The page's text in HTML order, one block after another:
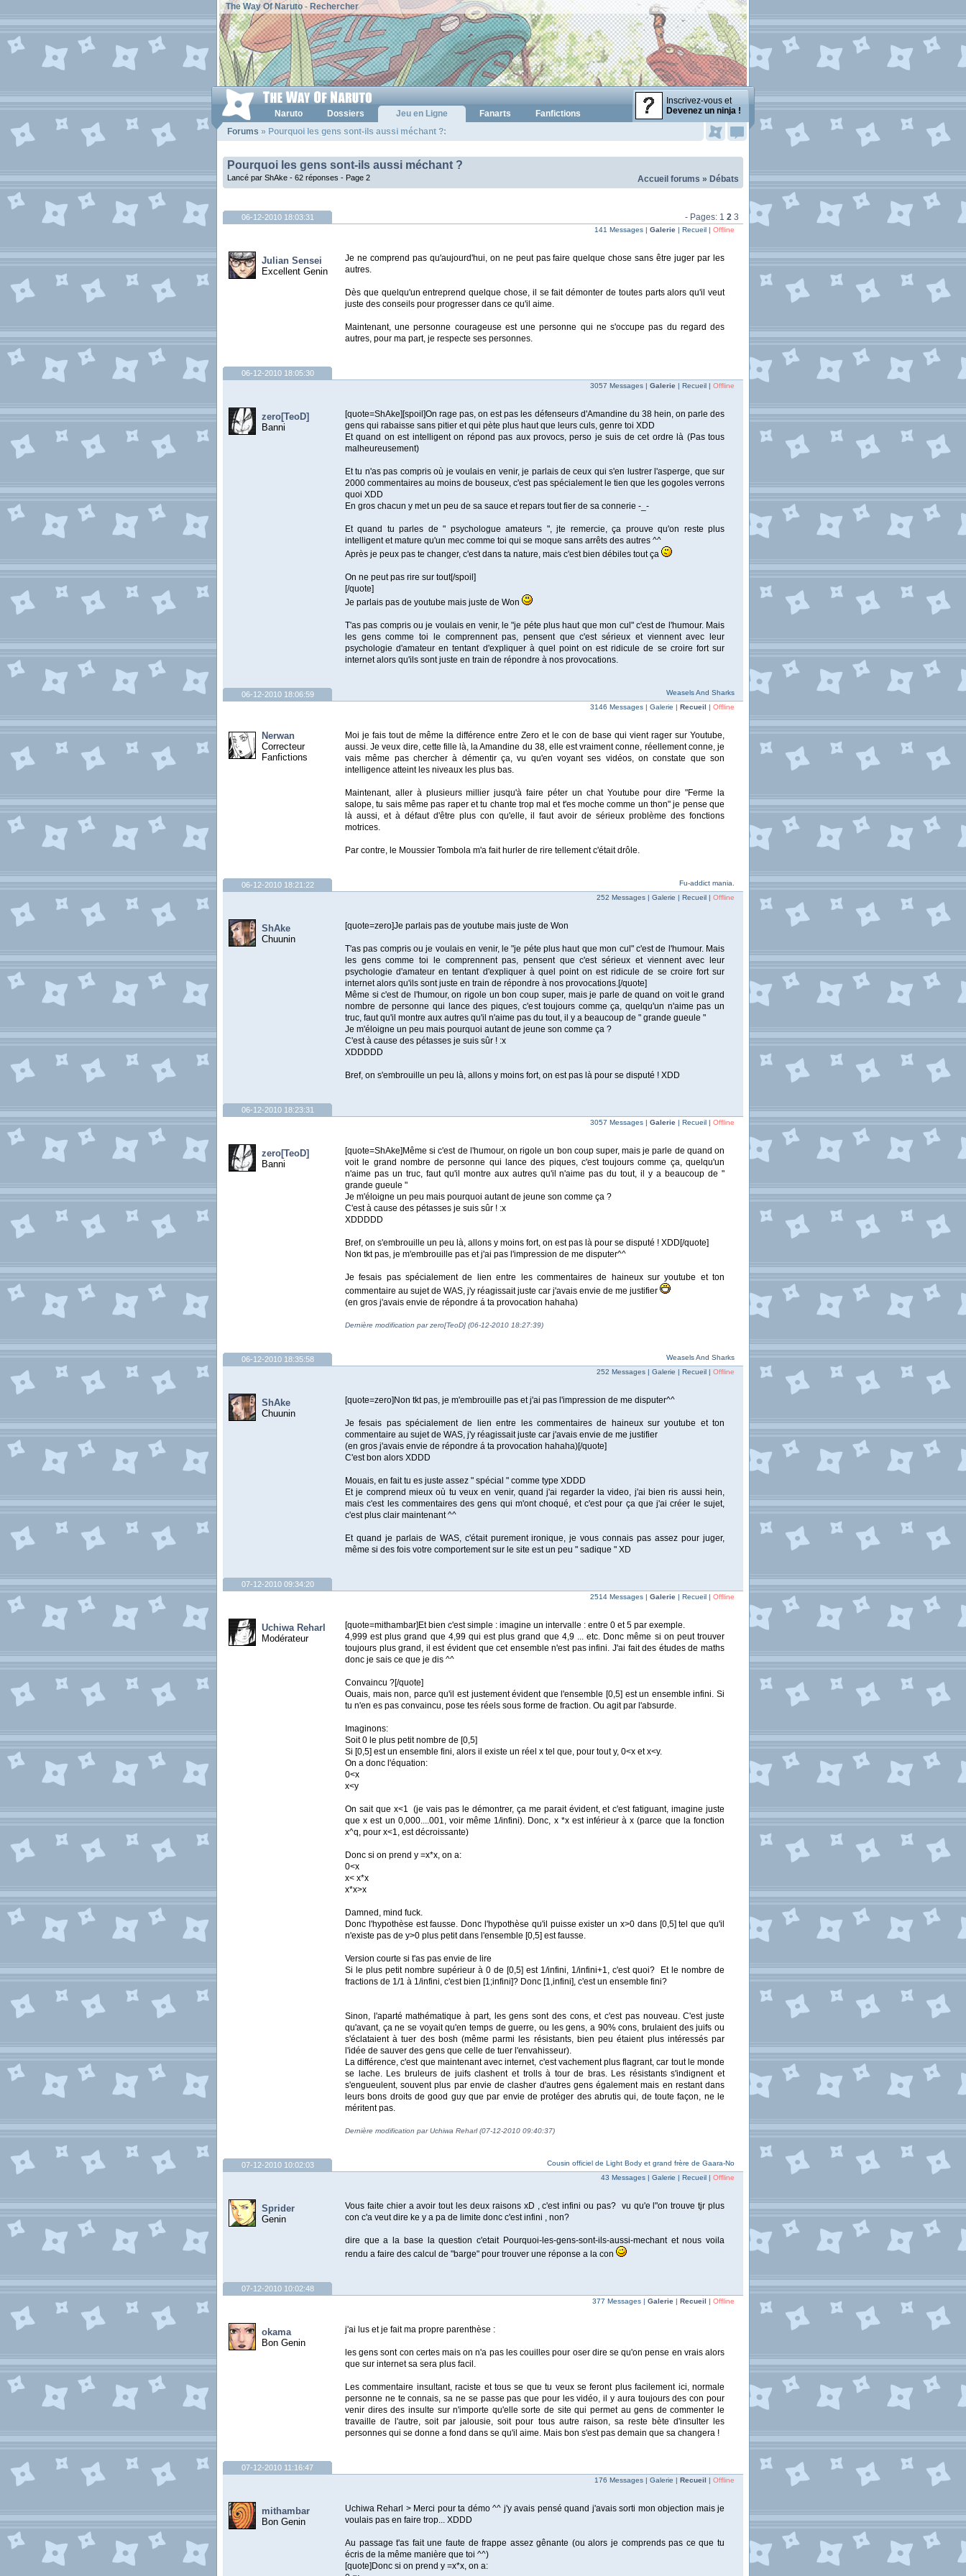
The Way Of Naruto- Rechercher
Inscrivez-vous et
Devenez un ninja !
Naruto Dossiers Jeu en Ligne Fanarts
Fanfictions
Forums » Pourquoi les gens sont-ils aussi méchant ?:
Pourquoi les gens sont-ils aussi méchant ?
Accueil forums » Débats
Lancé par ShAke - 62 réponses - Page 2
- Pages: 1 2 3
06-12-2010 18:03:31
Julian Sensei
Excellent Genin
141 Messages | Galerie | Recueil | Offline
Je ne comprend pas qu'aujourd'hui, on ne peut pas faire quelque chose sans être juger par les
autres.
Dès que quelqu'un entreprend quelque chose, il se fait démonter de toutes parts alors qu'il veut
juste des conseils pour progresser dans ce qu'il aime.
Maintenant, une personne courageuse est une personne qui ne s'occupe pas du regard des
autres, pour ma part, je respecte ses personnes.
06-12-2010 18:05:30
zero[TeoD]
Banni
3057 Messages | Galerie | Recueil | Offline
[quote=ShAke][spoil]On rage pas, on est pas les défenseurs d'Amandine du 38 hein, on parle des
gens qui rabaisse sans pitier et qui pète plus haut que leurs culs, genre toi XDD
Et quand on est intelligent on répond pas aux provocs, perso je suis de cet ordre là (Pas tous
malheureusement)
Et tu n'as pas compris où je voulais en venir, je parlais de ceux qui s'en lustrer l'asperge, que sur
2000 commentaires au moins de bouseux, c'est pas spécialement le tien que les gogoles verrons
quoi XDD
En gros chacun y met un peu de sa sauce et repars tout fier de sa connerie -_-
Et quand tu parles de " psychologue amateurs ", jte remercie, ça prouve qu'on reste plus
intelligent et mature qu'un mec comme toi qui se moque sans arrêts des autres ^^
Après je peux pas te changer, c'est dans ta nature, mais c'est bien débiles tout ça
On ne peut pas rire sur tout[/spoil]
[/quote]
Je parlais pas de youtube mais juste de Won
T'as pas compris ou je voulais en venir, le "je péte plus haut que mon cul" c'est de l'humour. Mais
les gens comme toi le comprennent pas, pensent que c'est sérieux et viennent avec leur
psychologie d'amateur en tentant d'expliquer à quel point on est ridicule de se croire fort sur
internet alors qu'ils sont juste en train de répondre à nos provocations.
Weasels And Sharks
06-12-2010 18:06:59
Nerwan
Correcteur
Fanfictions
3146 Messages | Galerie | Recueil | Offline
Moi je fais tout de même la différence entre Zero et le con de base qui vient rager sur Youtube,
aussi. Je veux dire, cette fille là, la Amandine du 38, elle est vraiment conne, réellement conne, je
vais même pas chercher à démentir ça, vu qu'en voyant ses vidéos, on constate que son
intelligence atteint les niveaux les plus bas.
Maintenant, aller à plusieurs millier jusqu'à faire péter un chat Youtube pour dire "Ferme la
salope, tu sais même pas raper et tu chante trop mal et t'es moche comme un thon" je pense que
là aussi, et à défaut d'être plus con qu'elle, il faut avoir de sérieux problème des fonctions
motrices.
Par contre, le Moussier Tombola m'a fait hurler de rire tellement c'était drôle.
Fu-addict mania.
06-12-2010 18:21:22
ShAke
Chuunin
252 Messages | Galerie | Recueil | Offline
[quote=zero]Je parlais pas de youtube mais juste de Won
T'as pas compris ou je voulais en venir, le "je péte plus haut que mon cul" c'est de l'humour. Mais
les gens comme toi le comprennent pas, pensent que c'est sérieux et viennent avec leur
psychologie d'amateur en tentant d'expliquer à quel point on est ridicule de se croire fort sur
internet alors qu'ils sont juste en train de répondre à nos provocations.[/quote]
Même si c'est de l'humour, on rigole un bon coup super, mais je parle de quand on voit le grand
nombre de personne qui lance des piques, c'est toujours comme ça, quelqu'un n'aime pas un
truc, faut qu'il montre aux autres qu'il n'aime pas du tout, il y a beaucoup de " grande gueule "
Je m'éloigne un peu mais pourquoi autant de jeune son comme ça ?
C'est à cause des pétasses je suis sûr ! :x
XDDDDD
Bref, on s'embrouille un peu là, allons y moins fort, on est pas là pour se disputé ! XDD
06-12-2010 18:23:31
zero[TeoD]
Banni
3057 Messages | Galerie | Recueil | Offline
[quote=ShAke]Même si c'est de l'humour, on rigole un bon coup super, mais je parle de quand on
voit le grand nombre de personne qui lance des piques, c'est toujours comme ça, quelqu'un
n'aime pas un truc, faut qu'il montre aux autres qu'il n'aime pas du tout, il y a beaucoup de "
grande gueule "
Je m'éloigne un peu mais pourquoi autant de jeune son comme ça ?
C'est à cause des pétasses je suis sûr ! :x
XDDDDD
Bref, on s'embrouille un peu là, allons y moins fort, on est pas là pour se disputé ! XDD[/quote]
Non tkt pas, je m'embrouille pas et j'ai pas l'impression de me disputer^^
Je fesais pas spécialement de lien entre les commentaires de haineux sur youtube et ton
commentaire au sujet de WAS, j'y réagissait juste car j'avais envie de me justifier
(en gros j'avais envie de répondre á ta provocation hahaha)
Dernière modification par zero[TeoD] (06-12-2010 18:27:39)
Weasels And Sharks
06-12-2010 18:35:58
ShAke
Chuunin
252 Messages | Galerie | Recueil | Offline
[quote=zero]Non tkt pas, je m'embrouille pas et j'ai pas l'impression de me disputer^^
Je fesais pas spécialement de lien entre les commentaires de haineux sur youtube et ton
commentaire au sujet de WAS, j'y réagissait juste car j'avais envie de me justifier
(en gros j'avais envie de répondre á ta provocation hahaha)[/quote]
C'est bon alors XDDD
Mouais, en fait tu es juste assez " spécial " comme type XDDD
Et je comprend mieux où tu veux en venir, quand j'ai regarder la video, j'ai bien ris aussi hein,
mais c'est les commentaires des gens qui m'ont choqué, et c'est pour ça que j'ai créer le sujet,
c'est plus clair maintenant ^^
Et quand je parlais de WAS, c'était purement ironique, je vous connais pas assez pour juger,
même si des fois votre comportement sur le site est un peu " sadique " XD
07-12-2010 09:34:20
Uchiwa Reharl
Modérateur
2514 Messages | Galerie | Recueil | Offline
[quote=mithambar]Et bien c'est simple : imagine un intervalle : entre 0 et 5 par exemple.
4,999 est plus grand que 4,99 qui est plus grand que 4,9 ... etc. Donc même si on peut trouver
toujours plus grand, il est évident que cet ensemble n'est pas infini. J'ai fait des études de maths
donc je sais ce que je dis ^^
Convaincu ?[/quote]
Ouais, mais non, parce qu'il est justement évident que l'ensemble [0,5] est un ensemble infini. Si
tu n'en es pas convaincu, pose tes réels sous forme de fraction. Ou agit par l'absurde.
Imaginons:
Soit 0 le plus petit nombre de [0,5]
Si [0,5] est un ensemble fini, alors il existe un réel x tel que, pour tout y, 0<x et x<y.
On a donc l'équation:
0<x
x<y
On sait que x<1 (je vais pas le démontrer, ça me parait évident, et c'est fatiguant, imagine juste
que x est un 0,000....001, voir même 1/infini). Donc, x *x est inférieur à x (parce que la fonction
x^q, pour x<1, est décroissante)
Donc si on prend y =x*x, on a:
0<x
x< x*x
x*x>x
Damned, mind fuck.
Donc l'hypothèse est fausse. Donc l'hypothèse qu'il puisse exister un x>0 dans [0,5] tel que qu'il
n'existe pas de y>0 plus petit dans l'ensemble [0,5] est fausse.
Version courte si t'as pas envie de lire
Si le plus petit nombre supérieur à 0 de [0,5] est 1/infini, 1/infini+1, c'est quoi? Et le nombre de
fractions de 1/1 à 1/infini, c'est bien [1;infini]? Donc [1,infini], c'est un ensemble fini?
Sinon, l'aparté mathématique à part, les gens sont des cons, et c'est pas nouveau. C'est juste
qu'avant, ça ne se voyait qu'en temps de guerre, ou les gens, a 90% cons, brulaient des juifs ou
s'éclataient à tuer des bosh (même parmi les résistants, bien peu étaient plus intéressés par
l'idée de sauver des gens que celle de tuer l'envahisseur).
La différence, c'est que maintenant avec internet, c'est vachement plus flagrant, car tout le monde
se lache. Les bruleurs de juifs clashent et trolls à tour de bras. Les résistants s'indignent et
s'engueulent, souvent plus par envie de clasher d'autres gens également mais en restant dans
leurs bons droits de good guy que par envie de protéger des abrutis qui, de toute façon, ne le
méritent pas.
Dernière modification par Uchiwa Reharl (07-12-2010 09:40:37)
Cousin officiel de Light Body et grand frère de Gaara-No
07-12-2010 10:02:03
Sprider
Genin
43 Messages | Galerie | Recueil | Offline
Vous faite chier a avoir tout les deux raisons xD , c'est infini ou pas? vu qu'e l"on trouve tjr plus
con c'a veut dire ke y a pa de limite donc c'est infini , non?
dire que a la base la question c'etait Pourquoi-les-gens-sont-ils-aussi-mechant et nous voila
rendu a faire des calcul de "barge" pour trouver une réponse a la con
07-12-2010 10:02:48
okama
Bon Genin
377 Messages | Galerie | Recueil | Offline
j'ai lus et je fait ma propre parenthèse :
les gens sont con certes mais on n'a pas les couilles pour oser dire se qu'on pense en vrais alors
que sur internet sa sera plus facil.
Les commentaire insultant, raciste et tous se que tu veux se feront plus facilement ici, normale
personne ne te connais, sa ne se passe pas que pour les vidéo, il y aura toujours des con pour
venir dires des insulte sur n'importe qu'elle sorte de site qui permet au gens de commenter le
travaille de l'autre, soit par jalousie, soit pour tous autre raison, sa reste bète d'insulter les
personnes qui se donne a fond dans se qu'il aime. Mais bon s'est pas demain que sa changera !
07-12-2010 11:16:47
mithambar
Bon Genin
176 Messages | Galerie | Recueil | Offline
Uchiwa Reharl > Merci pour ta démo ^^ j'y avais pensé quand j'avais sorti mon objection mais je
voulais pas en faire trop... XDDD
Au passage t'as fait une faute de frappe assez gênante (ou alors je comprends pas ce que tu
écris de la même manière que toi ^^)
[quote]Donc si on prend y =x*x, on a: